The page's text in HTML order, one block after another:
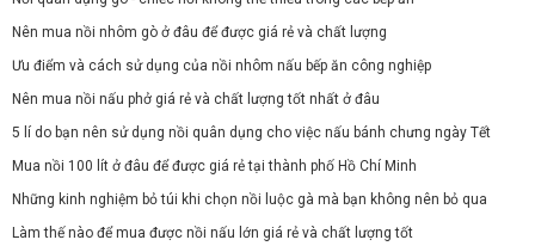
Nên mua nồi nhôm gò ở đâu để được giá rẻ và chất lượng
Ưu điểm và cách sử dụng của nồi nhôm nấu bếp ăn công nghiệp
Nên mua nồi nấu phở giá rẻ và chất lượng tốt nhất ở đâu
5 lí do bạn nên sử dụng nồi quân dụng cho việc nấu bánh chưng ngày Tết
Mua nồi 100 lít ở đâu để được giá rẻ tại thành phố Hồ Chí Minh
Những kinh nghiệm bỏ túi khi chọn nồi luộc gà mà bạn không nên bỏ qua
Làm thế nào để mua được nồi nấu lớn giá rẻ và chất lượng tốt